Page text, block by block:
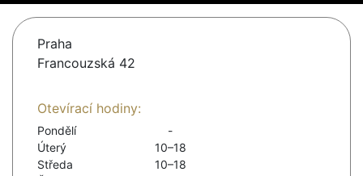
Praha
Francouzská 42
Otevírací hodiny:
Pondělí
-
Úterý
10–18
Středa
10–18